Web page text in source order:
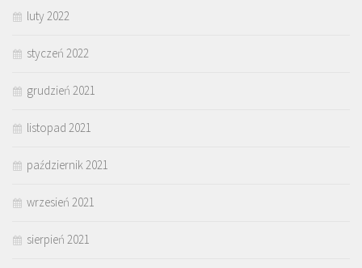
luty 2022
styczeń 2022
grudzień 2021
listopad 2021
październik 2021
wrzesień 2021
sierpień 2021